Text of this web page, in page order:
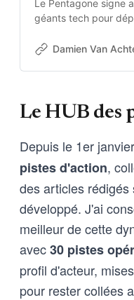
Le Pentagone signe
géants tech pour
Anthropic après un
Damien Van
Le HUB des
Depuis le 1er
pistes d'action,
des articles rédigés
développé. J'ai
meilleur de cette
avec30 pistes
profil d'acteur,
pour rester collées